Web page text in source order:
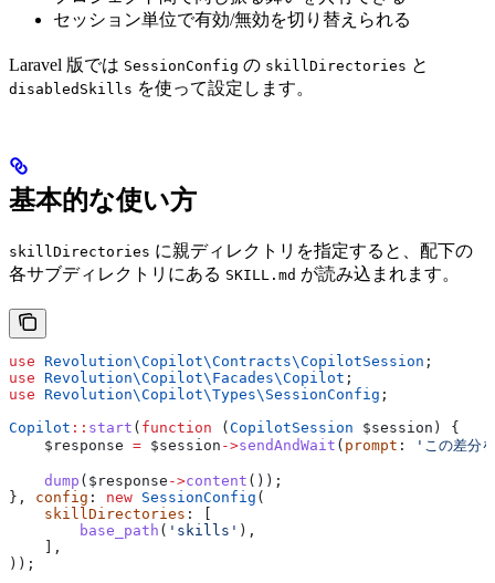
セッション単位で有効/無効を切り替えられる
Laravel 版では SessionConfig の skillDirectories と
disabledSkills を使って設定します。
基本的な使い方
skillDirectories に親ディレクトリを指定すると、配下の
各サブディレクトリにある SKILL.md が読み込まれます。
use Revolution\Copilot\Contracts\CopilotSession ;
use Revolution\Copilot\Facades\Copilot ;
use Revolution\Copilot\Types\ SessionConfig ;
Copilot :: start ( function ( CopilotSession $session ) {
    $response
= $session ->sendAndWait ( prompt : 'この差分
    dump
( $response ->content ());
}, config : new SessionConfig (
    skillDirectories
: [
        base_path
( 'skills' ),
    ],
));